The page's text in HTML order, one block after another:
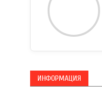
ИНФОРМАЦИЯ